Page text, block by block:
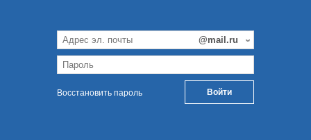
Восстановить пароль